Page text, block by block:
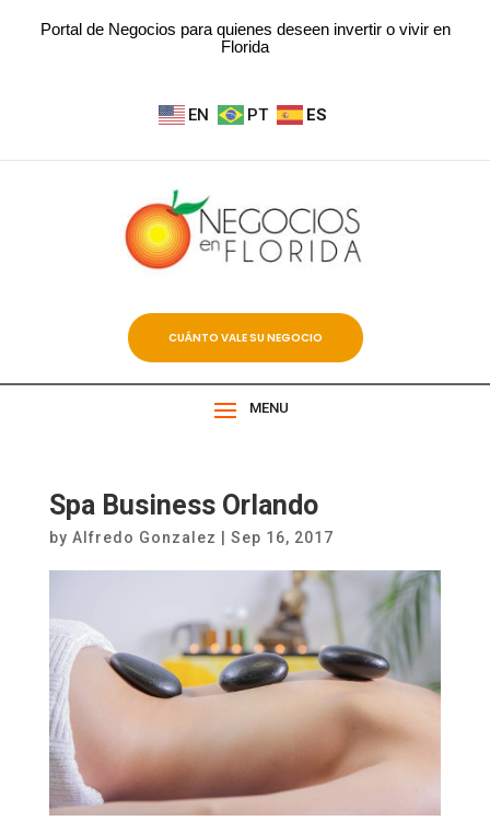
Portal de Negocios para quienes deseen invertir o vivir en
Florida
EN PT ES
CUÁNTO VALE SU NEGOCIO
MENU
Spa Business Orlando
by Alfredo Gonzalez Sep 16, 2017